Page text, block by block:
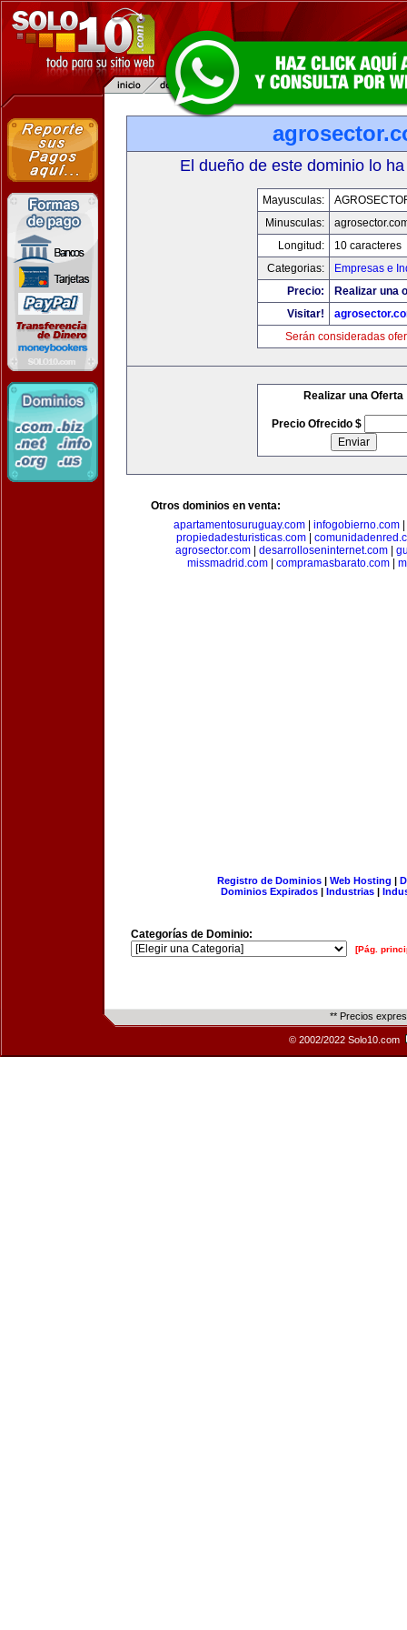
El dueño de este dominio lo
Mayusculas:
Minusculas:
Longitud:
10 caracteres
Categorias:
Empresas e
Precio:
Realizar una
Visitar!
Serán consideradas
Realizar una Oferta
Precio Ofrecido $
Otros dominios en venta:
apartamentosuruguay.com
infogobierno.com
propiedadesturisticas.com|
agrosector.com
desarrolloseninternet.com
missmadrid.com| compramasbarato.com|
Registro de Dominios| Web Hosting |
Dominios Expirados | Industrias |
Categorías de Dominio:
[Pág.
** Precios
© 2002/2022 Solo10.com